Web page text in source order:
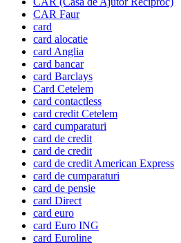
CAR Faur
card
card alocatie
card Anglia
card bancar
card Barclays
Card Cetelem
card contactless
card credit Cetelem
card cumparaturi
card de credit
card de credit
card de credit American Express
card de cumparaturi
card de pensie
card Direct
card euro
card Euro ING
card Euroline